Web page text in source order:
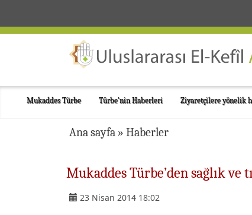
Mukaddes Türbe Türbe'nin Haberleri Ziyaretçilere yönelik
Ana sayfa » Haberler
Mukaddes Türbe’den sağlık
23 Nisan 2014 18:02